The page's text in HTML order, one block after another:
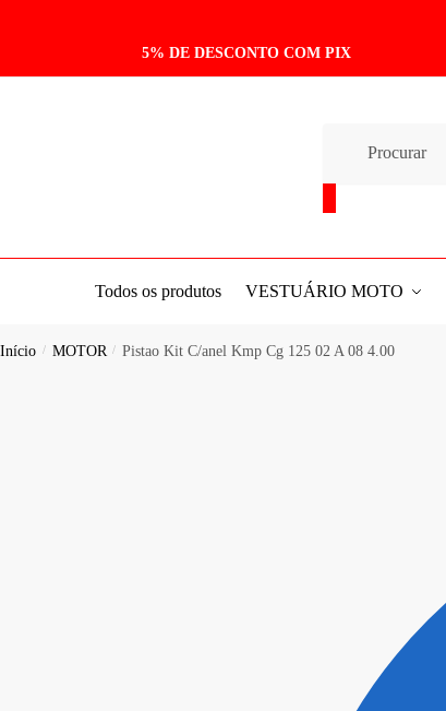
5% DE DESCONTO COM PIX
produtos
Todos os produtos VESTUÁRIO MOTO
Início / MOTOR / Pistao Kit C/anel Kmp Cg 125 02 A 08 4.00